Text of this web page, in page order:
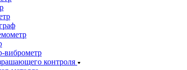
контроля